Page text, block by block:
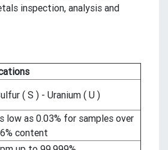
inspection, analysis and
( S ) - Uranium ( U )
low as 0.03% for samples over
content